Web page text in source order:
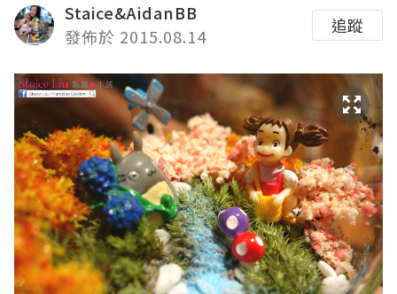
Staice&AidanBB
發佈於 2015.08.14
追蹤